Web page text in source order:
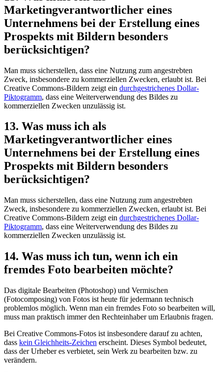
Marketingverantwortlicher eines
Unternehmens bei der Erstellung eines
Prospekts mit Bildern besonders
berücksichtigen?
Man muss sicherstellen, dass eine Nutzung zum angestrebten
Zweck, insbesondere zu kommerziellen Zwecken, erlaubt ist. Bei
Creative Commons-Bildern zeigt ein durchgestrichenes Dollar-
Piktogramm, dass eine Weiterverwendung des Bildes zu
kommerziellen Zwecken unzulässig ist.
13. Was muss ich als
Marketingverantwortlicher eines
Unternehmens bei der Erstellung eines
Prospekts mit Bildern besonders
berücksichtigen?
Man muss sicherstellen, dass eine Nutzung zum angestrebten
Zweck, insbesondere zu kommerziellen Zwecken, erlaubt ist. Bei
Creative Commons-Bildern zeigt ein durchgestrichenes Dollar-
Piktogramm, dass eine Weiterverwendung des Bildes zu
kommerziellen Zwecken unzulässig ist.
14. Was muss ich tun, wenn ich ein
fremdes Foto bearbeiten möchte?
Das digitale Bearbeiten (Photoshop) und Vermischen
(Fotocomposing) von Fotos ist heute für jedermann technisch
problemlos möglich. Wenn man ein fremdes Foto so bearbeiten will,
muss man praktisch immer den Rechteinhaber um Erlaubnis fragen.
Bei Creative Commons-Fotos ist insbesondere darauf zu achten,
dass kein Gleichheits-Zeichen erscheint. Dieses Symbol bedeutet,
dass der Urheber es verbietet, sein Werk zu bearbeiten bzw. zu
verändern.